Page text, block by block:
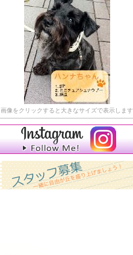
画像をクリックすると大きなサイズで表示します